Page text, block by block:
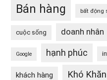
Bán hàng bất động
cuộc sống doanh nhân
Google hạnh phúc
khách hàng Khó Khăn